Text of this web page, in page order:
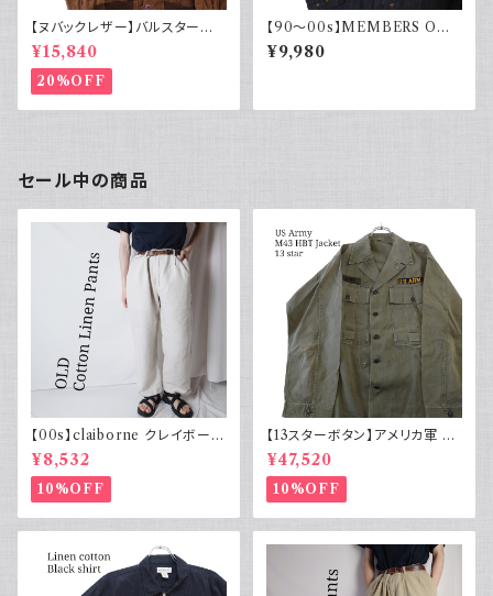
【ヌバックレザー】バルスター型
ブルゾンジャケット ヴァルスター
ヴィンテージ
¥15,840
20%OFF
【90～00s】MEMBERS ONL
Y メンバーズオンリー フェード
スエード ブルゾンジャケット ス
000年代
¥9,980
セール中の商品
【00s】claiborne クレイボーン
リネンコットンパンツ ツータック
¥8,532
10%OFF
【13スターボタン】アメリカ軍 M
43 HBT ジャケット パッチ 軍物
実物
¥47,520
10%OFF